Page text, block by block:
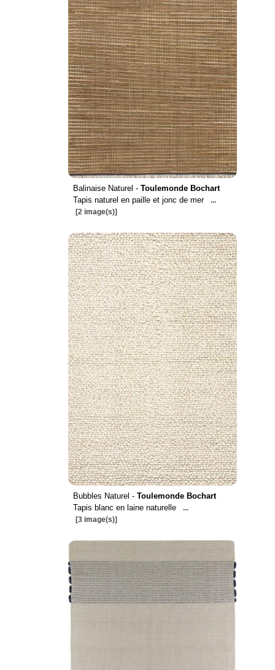
Balinaise Naturel - Toulemonde Bochart
Tapis naturel en paille et jonc de mer
...
[2 image(s)]
Bubbles Naturel - Toulemonde Bochart
Tapis blanc en laine naturelle
...
[3 image(s)]